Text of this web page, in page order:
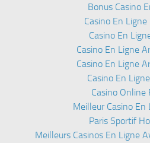
Bonus Casino
Casino En Ligne
Casino En
Casino En Ligne
Casino En Ligne
Casino En
Casino Online
Meilleur Casino En
Paris Sportif
Meilleurs Casinos En Ligne